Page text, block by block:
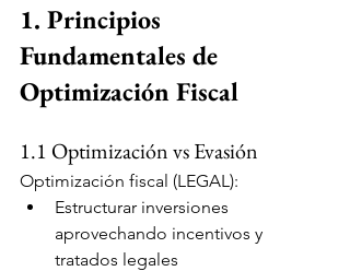
1. Principios
Fundamentales de
Optimización Fiscal
1.1 Optimización vs Evasión
Optimización fiscal (LEGAL):
Estructurar inversiones
aprovechando incentivos y
tratados legales